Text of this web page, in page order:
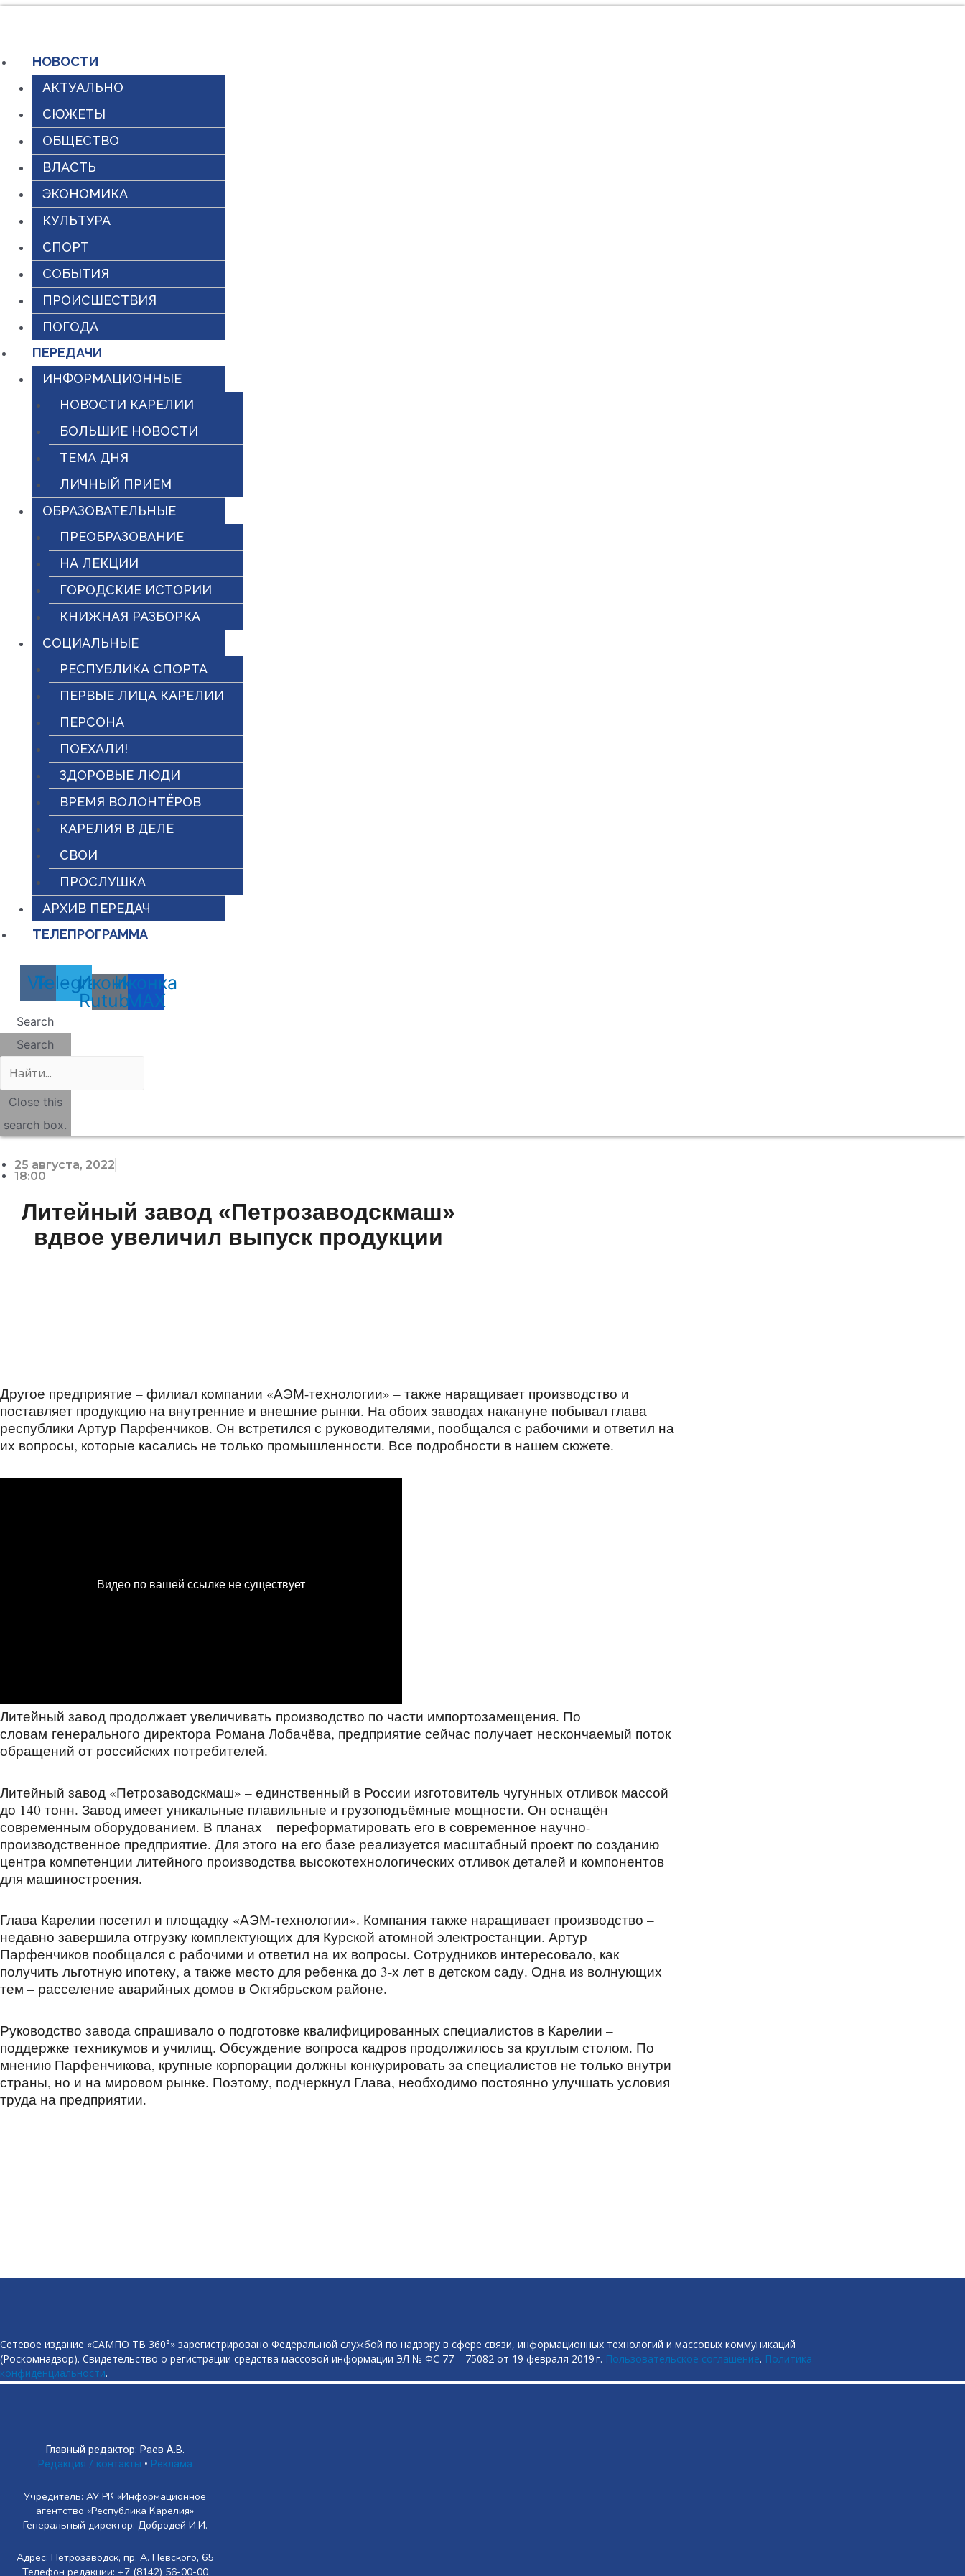
содержимому
НОВОСТИ
АКТУАЛЬНО
СЮЖЕТЫ
ОБЩЕСТВО
ВЛАСТЬ
ЭКОНОМИКА
КУЛЬТУРА
СПОРТ
СОБЫТИЯ
ПРОИСШЕСТВИЯ
ПОГОДА
ПЕРЕДАЧИ
ИНФОРМАЦИОННЫЕ
НОВОСТИ КАРЕЛИИ
БОЛЬШИЕ НОВОСТИ
ТЕМА ДНЯ
ЛИЧНЫЙ ПРИЕМ
ОБРАЗОВАТЕЛЬНЫЕ
ПРЕОБРАЗОВАНИЕ
НА ЛЕКЦИИ
ГОРОДСКИЕ ИСТОРИИ
КНИЖНАЯ РАЗБОРКА
СОЦИАЛЬНЫЕ
РЕСПУБЛИКА СПОРТА
ПЕРВЫЕ ЛИЦА КАРЕЛИИ
ПЕРСОНА
ПОЕХАЛИ!
ЗДОРОВЫЕ ЛЮДИ
ВРЕМЯ ВОЛОНТЁРОВ
КАРЕЛИЯ В ДЕЛЕ
СВОИ
ПРОСЛУШКА
АРХИВ ПЕРЕДАЧ
ТЕЛЕПРОГРАММА
Vk
Telegram
Иконка
Rutube
Иконка
MAX
Search
Search
Close this
search box.
25 августа, 2022
18:00
Литейный завод «Петрозаводскмаш»
вдвое увеличил выпуск продукции
Другое предприятие – филиал компании «АЭМ-технологии» – также наращивает производство и
поставляет продукцию на внутренние и внешние рынки. На обоих заводах накануне побывал глава
республики Артур Парфенчиков. Он встретился с руководителями, пообщался с рабочими и ответил на
их вопросы, которые касались не только промышленности. Все подробности в нашем сюжете.
Литейный завод продолжает увеличивать производство по части импортозамещения. По
словам генерального директора Романа Лобачёва, предприятие сейчас получает нескончаемый поток
обращений от российских потребителей.
Литейный завод «Петрозаводскмаш» – единственный в России изготовитель чугунных отливок массой
до 140 тонн. Завод имеет уникальные плавильные и грузоподъёмные мощности. Он оснащён
современным оборудованием. В планах – переформатировать его в современное научно-
производственное предприятие. Для этого на его базе реализуется масштабный проект по созданию
центра компетенции литейного производства высокотехнологических отливок деталей и компонентов
для машиностроения.
Глава Карелии посетил и площадку «АЭМ-технологии». Компания также наращивает производство –
недавно завершила отгрузку комплектующих для Курской атомной электростанции. Артур
Парфенчиков пообщался с рабочими и ответил на их вопросы. Сотрудников интересовало, как
получить льготную ипотеку, а также место для ребенка до 3-х лет в детском саду. Одна из волнующих
тем – расселение аварийных домов в Октябрьском районе.
Руководство завода спрашивало о подготовке квалифицированных специалистов в Карелии –
поддержке техникумов и училищ. Обсуждение вопроса кадров продолжилось за круглым столом. По
мнению Парфенчикова, крупные корпорации должны конкурировать за специалистов не только внутри
страны, но и на мировом рынке. Поэтому, подчеркнул Глава, необходимо постоянно улучшать условия
труда на предприятии.
Сетевое издание «САМПО ТВ 360°» зарегистрировано Федеральной службой по надзору в сфере связи, информационных технологий и массовых коммуникаций
(Роскомнадзор). Свидетельство о регистрации средства массовой информации ЭЛ № ФС 77 – 75082 от 19 февраля 2019 г. Пользовательское соглашение. Политика
конфиденциальности.
Главный редактор: Раев А.В.
Редакция / контакты • Реклама
Учредитель: АУ РК «Информационное
агентство «Республика Карелия»
Генеральный директор: Добродей И.И.
Адрес: Петрозаводск, пр. А. Невского, 65
Телефон редакции: +7 (8142) 56-00-00